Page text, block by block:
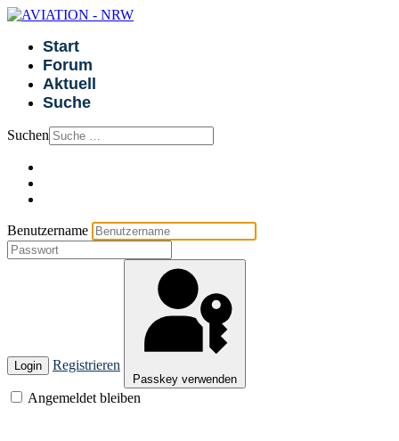
Start
Forum
Aktuell
Suche
Suchen
Benutzername
Login Registrieren
Passkey verwenden
Angemeldet bleiben